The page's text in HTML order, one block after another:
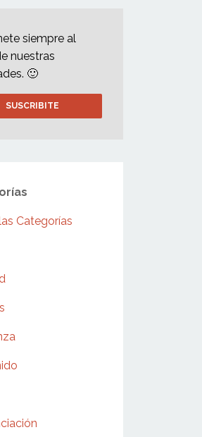
siempre al
nuestras
🙂
SUSCRIBITE
Categorías